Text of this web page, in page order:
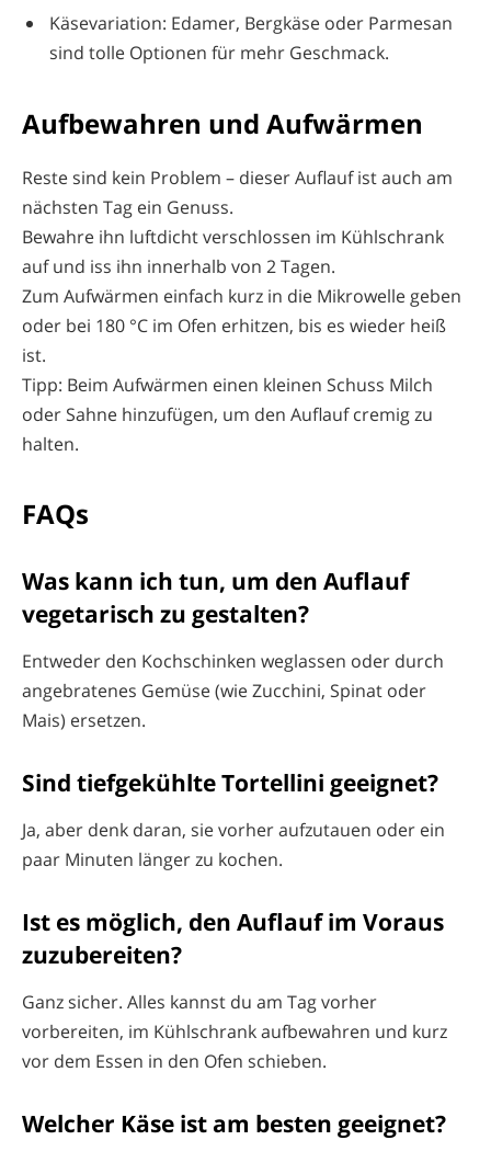
Käsevariation: Edamer, Bergkäse oder Parmesan
sind tolle Optionen für mehr Geschmack.
Aufbewahren und Aufwärmen
Reste sind kein Problem – dieser Auflauf ist auch am
nächsten Tag ein Genuss.
Bewahre ihn luftdicht verschlossen im Kühlschrank
auf und iss ihn innerhalb von 2 Tagen.
Zum Aufwärmen einfach kurz in die Mikrowelle geben
oder bei 180 °C im Ofen erhitzen, bis es wieder heiß
ist.
Tipp: Beim Aufwärmen einen kleinen Schuss Milch
oder Sahne hinzufügen, um den Auflauf cremig zu
halten.
FAQs
Was kann ich tun, um den Auflauf
vegetarisch zu gestalten?
Entweder den Kochschinken weglassen oder durch
angebratenes Gemüse (wie Zucchini, Spinat oder
Mais) ersetzen.
Sind tiefgekühlte Tortellini geeignet?
Ja, aber denk daran, sie vorher aufzutauen oder ein
paar Minuten länger zu kochen.
Ist es möglich, den Auflauf im Voraus
zuzubereiten?
Ganz sicher. Alles kannst du am Tag vorher
vorbereiten, im Kühlschrank aufbewahren und kurz
vor dem Essen in den Ofen schieben.
Welcher Käse ist am besten geeignet?